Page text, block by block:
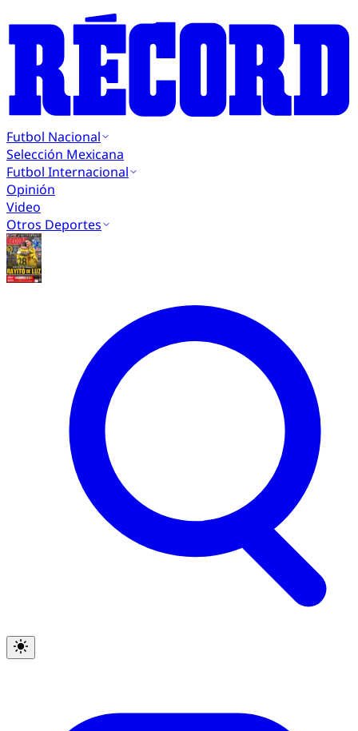
Futbol Nacional
Selección Mexicana
Futbol Internacional
Opinión
Video
Otros Deportes